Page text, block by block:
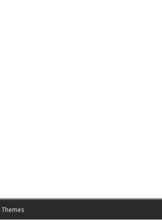
Themes